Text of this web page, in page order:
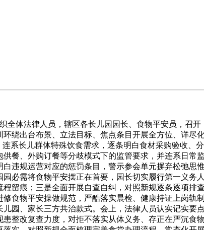
法律人员，辖区各长儿园园长、食物平安员，召开
绕出台布景、立法目标、焦点条目开展全方位、详尽
系长儿群体特殊饮食需求，逐条明白食材采购验收、
餐、外购订餐等分歧模式下的监管要求，并连系日常
违规运营对应的惩罚条目，警示参会单元摒弃松弛思
必需将食物平安摆正在首要，园长切实履行第一义务
留痕；三是全面开展自查自纠，对照新规逐条逐项排
食物平安操做规范，严酷落实晨检、健康持证上岗轨
园、家长三方共治款式。会上，法律人员认实记实要
整改复查力度，对拒不落实从体义务、存正在严沉食